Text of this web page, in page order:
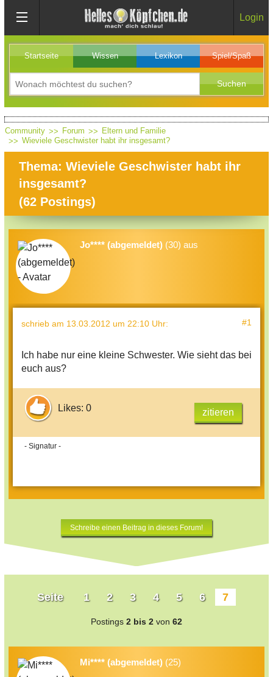
Login
Startseite Wissen Lexikon Spiel/Spaß
Community Forum
Eltern und Familie
Wieviele Geschwister habt ihr insgesamt?
Thema: Wieviele Geschwister habt ihr
insgesamt?
(62 Postings)
Jo**** (abgemeldet) (30) aus
schrieb am 13.03.2012 um 22:10 Uhr: #1
Ich habe nur eine kleine Schwester. Wie sieht das bei
euch aus?
Likes: 0 zitieren
- Signatur -
Schreibe einen Beitrag in dieses Forum!
Seite 1 2 3 4 5 6 7
Postings 2 bis 2 von 62
Mi**** (abgemeldet) (25)